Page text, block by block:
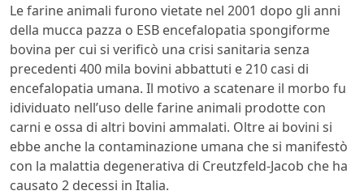
Le farine animali furono vietate nel 2001 dopo gli anni
della mucca pazza o ESB encefalopatia spongiforme
bovina per cui si verificò una crisi sanitaria senza
precedenti 400 mila bovini abbattuti e 210 casi di
encefalopatia umana. Il motivo a scatenare il morbo fu
idividuato nell’uso delle farine animali prodotte con
carni e ossa di altri bovini ammalati. Oltre ai bovini si
ebbe anche la contaminazione umana che si manifestò
con la malattia degenerativa di Creutzfeld-Jacob che ha
causato 2 decessi in Italia.